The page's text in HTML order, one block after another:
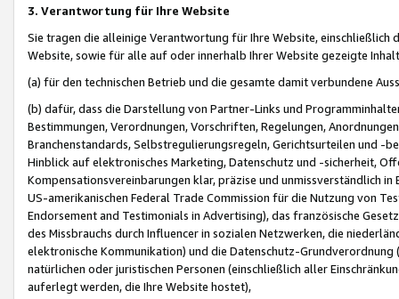
3. Verantwortung für Ihre Website
Sie tragen die alleinige Verantwortung für Ihre Website,
Website, sowie für alle auf oder innerhalb Ihrer Website gezeigte
(a) für den technischen Betrieb und die gesamte damit verbundene
(b) dafür, dass die Darstellung von Partner-Links und
Bestimmungen, Verordnungen, Vorschriften, Regelungen,
Branchenstandards, Selbstregulierungsregeln, Gerichtsurteilen und -
Hinblick auf elektronisches Marketing, Datenschutz und -sicherheit,
Kompensationsvereinbarungen klar, präzise und unmissverständlich
US-amerikanischen Federal Trade Commission für die Nutzung von
Endorsement and Testimonials in Advertising), das französische
des Missbrauchs durch Influencer in sozialen Netzwerken, die
elektronische Kommunikation) und die Datenschutz-
natürlichen oder juristischen Personen (einschließlich aller
auferlegt werden, die Ihre Website hostet),